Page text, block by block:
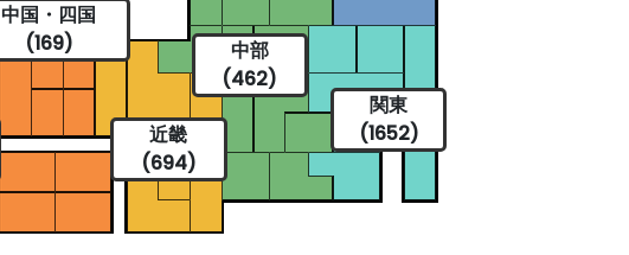
関東
(1652)
中部
(462)
近畿
(694)
中国・四国
(169)